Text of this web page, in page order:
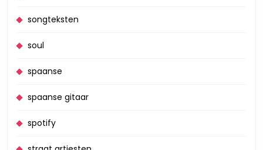
songteksten
soul
spaanse
spaanse gitaar
spotify